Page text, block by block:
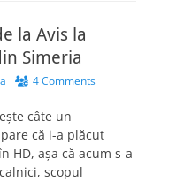
la Avis la
Simeria
4 Comments
câte un
că i-a plăcut
HD, aşa că acum s-a
scopul